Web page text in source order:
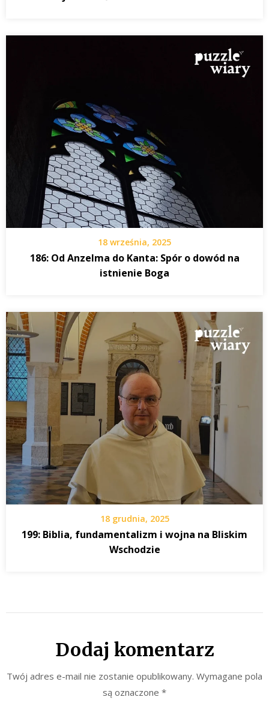
18 września, 2025
186: Od Anzelma do Kanta: Spór o dowód na
istnienie Boga
18 grudnia, 2025
199: Biblia, fundamentalizm i wojna na Bliskim
Wschodzie
Dodaj komentarz
Twój adres e-mail nie zostanie opublikowany. Wymagane pola
są oznaczone *